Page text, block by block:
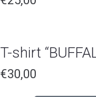
T-shirt
€30,00